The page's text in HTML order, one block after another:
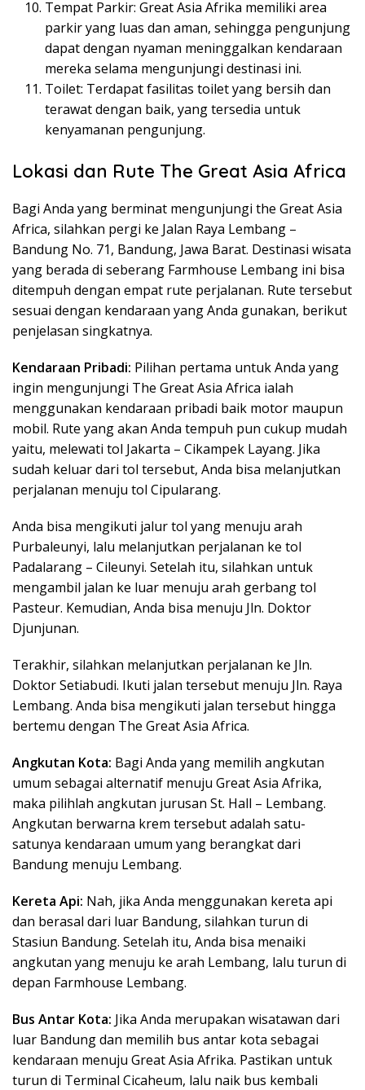
Tempat Parkir: Great Asia Afrika memiliki area
parkir yang luas dan aman, sehingga pengunjung
dapat dengan nyaman meninggalkan kendaraan
mereka selama mengunjungi destinasi ini.
Toilet: Terdapat fasilitas toilet yang bersih dan
terawat dengan baik, yang tersedia untuk
kenyamanan pengunjung.
Lokasi dan Rute The Great Asia Africa
Bagi Anda yang berminat mengunjungi the Great Asia
Africa, silahkan pergi ke Jalan Raya Lembang –
Bandung No. 71, Bandung, Jawa Barat. Destinasi wisata
yang berada di seberang Farmhouse Lembang ini bisa
ditempuh dengan empat rute perjalanan. Rute tersebut
sesuai dengan kendaraan yang Anda gunakan, berikut
penjelasan singkatnya.
Kendaraan Pribadi: Pilihan pertama untuk Anda yang
ingin mengunjungi The Great Asia Africa ialah
menggunakan kendaraan pribadi baik motor maupun
mobil. Rute yang akan Anda tempuh pun cukup mudah
yaitu, melewati tol Jakarta – Cikampek Layang. Jika
sudah keluar dari tol tersebut, Anda bisa melanjutkan
perjalanan menuju tol Cipularang.
Anda bisa mengikuti jalur tol yang menuju arah
Purbaleunyi, lalu melanjutkan perjalanan ke tol
Padalarang – Cileunyi. Setelah itu, silahkan untuk
mengambil jalan ke luar menuju arah gerbang tol
Pasteur. Kemudian, Anda bisa menuju Jln. Doktor
Djunjunan.
Terakhir, silahkan melanjutkan perjalanan ke Jln.
Doktor Setiabudi. Ikuti jalan tersebut menuju Jln. Raya
Lembang. Anda bisa mengikuti jalan tersebut hingga
bertemu dengan The Great Asia Africa.
Angkutan Kota: Bagi Anda yang memilih angkutan
umum sebagai alternatif menuju Great Asia Afrika,
maka pilihlah angkutan jurusan St. Hall – Lembang.
Angkutan berwarna krem tersebut adalah satu-
satunya kendaraan umum yang berangkat dari
Bandung menuju Lembang.
Kereta Api: Nah, jika Anda menggunakan kereta api
dan berasal dari luar Bandung, silahkan turun di
Stasiun Bandung. Setelah itu, Anda bisa menaiki
angkutan yang menuju ke arah Lembang, lalu turun di
depan Farmhouse Lembang.
Bus Antar Kota: Jika Anda merupakan wisatawan dari
luar Bandung dan memilih bus antar kota sebagai
kendaraan menuju Great Asia Afrika. Pastikan untuk
turun di Terminal Cicaheum, lalu naik bus kembali